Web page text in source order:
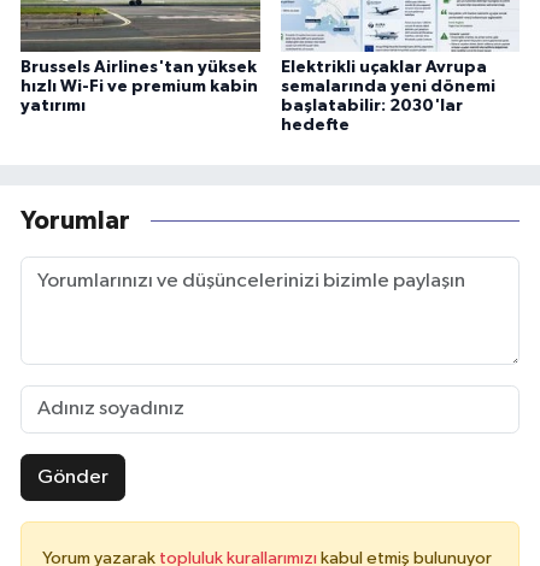
Brussels Airlines'tan yüksek
hızlı Wi-Fi ve premium kabin
yatırımı
Elektrikli uçaklar Avrupa
semalarında yeni dönemi
başlatabilir: 2030'lar
hedefte
Yorumlar
Gönder
Yorum yazarak topluluk kurallarımızı kabul etmiş bulunuyor